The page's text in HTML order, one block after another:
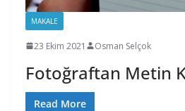
MAKALE
23 Ekim 2021 Osman Selçok
Fotoğraftan Metin
Read More